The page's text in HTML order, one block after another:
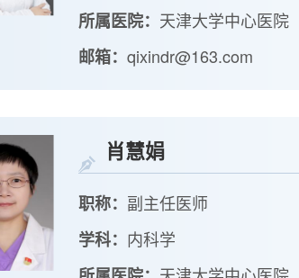
所属医院： 天津大学中心医院
邮箱： qixindr@163.com
肖慧娟
职称： 副主任医师
学科： 内科学